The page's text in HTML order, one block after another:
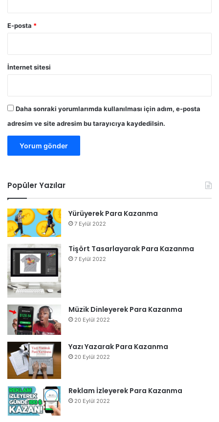
E-posta *
İnternet sitesi
Daha sonraki yorumlarımda kullanılması için adım, e-posta
adresim ve site adresim bu tarayıcıya kaydedilsin.
Popüler Yazılar
Yürüyerek Para Kazanma
7 Eylül 2022
Tişört Tasarlayarak Para Kazanma
7 Eylül 2022
Müzik Dinleyerek Para Kazanma
20 Eylül 2022
Yazı Yazarak Para Kazanma
20 Eylül 2022
Reklam İzleyerek Para Kazanma
20 Eylül 2022